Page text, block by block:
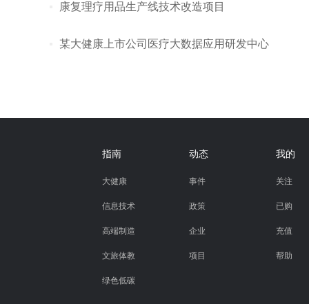
康复理疗用品生产线技术改造项目
某大健康上市公司医疗大数据应用研发中心
指南
大健康
信息技术
高端制造
文旅体教
绿色低碳
动态
事件
政策
企业
项目
我的
关注
已购
充值
帮助